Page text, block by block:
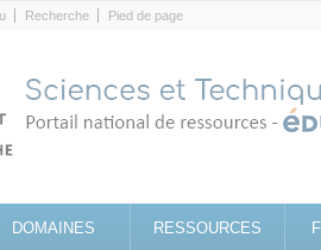
Recherche Pied de page
DOMAINES RESSOURCES